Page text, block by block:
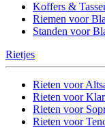
Koffers &
Riemen voor
Standen voor
Rietjes
Rieten voor
Rieten voor
Rieten voor
Rieten voor